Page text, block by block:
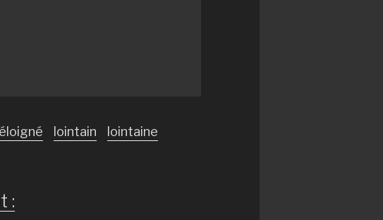
éloigné lointain
lointaine
: